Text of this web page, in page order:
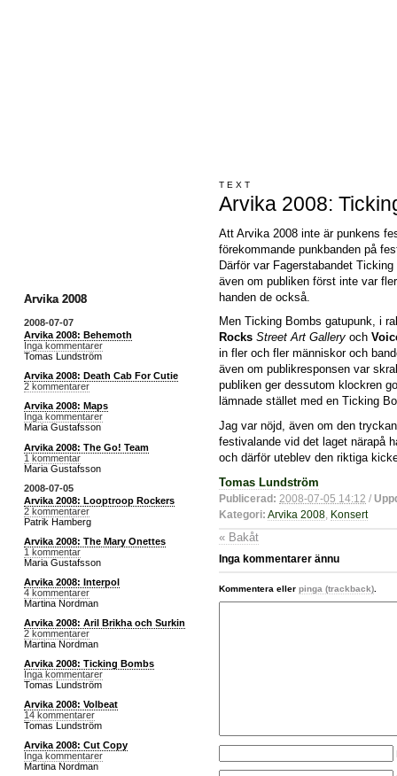
Arvika 2008
2008-07-07
Arvika 2008: Behemoth
Inga kommentarer
Tomas Lundström
Arvika 2008: Death Cab For Cutie
2 kommentarer
Arvika 2008: Maps
Inga kommentarer
Maria Gustafsson
Arvika 2008: The Go! Team
1 kommentar
Maria Gustafsson
2008-07-05
Arvika 2008: Looptroop Rockers
2 kommentarer
Patrik Hamberg
Arvika 2008: The Mary Onettes
1 kommentar
Maria Gustafsson
Arvika 2008: Interpol
4 kommentarer
Martina Nordman
Arvika 2008: Aril Brikha och Surkin
2 kommentarer
Martina Nordman
Arvika 2008: Ticking Bombs
Inga kommentarer
Tomas Lundström
Arvika 2008: Volbeat
14 kommentarer
Tomas Lundström
Arvika 2008: Cut Copy
Inga kommentarer
Martina Nordman
TEXT
Arvika 2008:
Att Arvika 2008 inte är punkens
förekommande punkbanden på
Därför var Fagerstabandet
även om publiken först inte var
handen de också.
Men Ticking Bombs gatupunk, i
Rocks Street Art Gallery och
in fler och fler människor och
även om publikresponsen var
publiken ger dessutom klockren
lämnade stället med en Ticking
Jag var nöjd, även om den
festivalande vid det laget närapå
och därför uteblev den riktiga
Tomas Lundström
Publicerad: 2008-07-05 14:12 /
Kategori: Arvika 2008 Konsert
« Bakåt
Inga kommentarer ännu
Kommentera eller pinga (trackback).